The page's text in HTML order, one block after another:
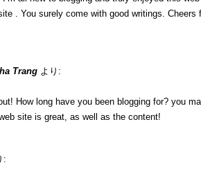
. You surely come with good writings. Cheers
Trang より:
How long have you been blogging for? you
site is great, as well as the content!
: